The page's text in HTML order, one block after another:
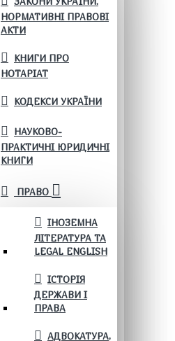
НОРМАТИВНІ ПРАВОВІ
АКТИ
КНИГИ ПРО
НОТАРІАТ
КОДЕКСИ УКРАЇНИ
НАУКОВО-
ПРАКТИЧНІ ЮРИДИЧНІ
КНИГИ
ПРАВО
ІНОЗЕМНА
ЛІТЕРАТУРА ТА
LEGAL ENGLISH
ІСТОРІЯ
ДЕРЖАВИ І
ПРАВА
АДВОКАТУРА,